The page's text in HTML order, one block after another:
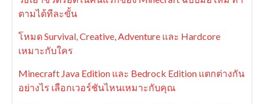
ตามได้ทีละขั้น
โหมด Survival, Creative, Adventure และ Hardcore
เหมาะกับใคร
Minecraft Java Edition และ Bedrock Edition แตกต่างกัน
อย่างไร เลือกเวอร์ชันไหนเหมาะกับคุณ